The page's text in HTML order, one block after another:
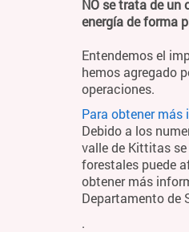
NO se trata de un
energía de forma
Entendemos el
hemos agregado
operaciones.
Para obtener más
Debido a los
valle de Kittitas
forestales puede
obtener más
Departamento de
.